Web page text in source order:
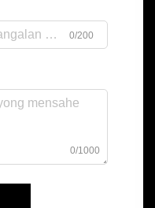
0/200
0/1000